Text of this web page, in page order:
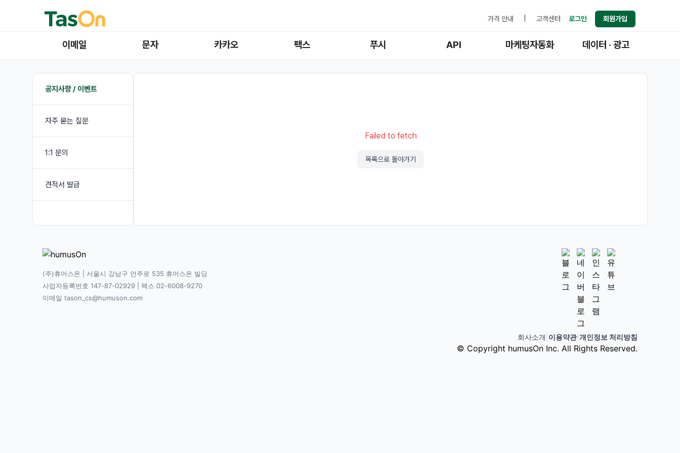
가격 안내 고객센터 로그인 회원가입
이메일 문자 카카오 팩스 푸시 API 마케팅자동화 데이터 · 광고
공지사항 / 이벤트
자주 묻는 질문
1:1 문의
견적서 발급
Failed to fetch
목록으로 돌아가기
(주)휴머스온 | 서울시 강남구 언주로 535 휴머스온 빌딩
사업자등록번호 147-87-02929 | 팩스 02-6008-9270
이메일 tason_cs@humuson.com
회사소개 이용약관| 개인정보 처리방침
© Copyright humusOn Inc. All Rights Reserved.